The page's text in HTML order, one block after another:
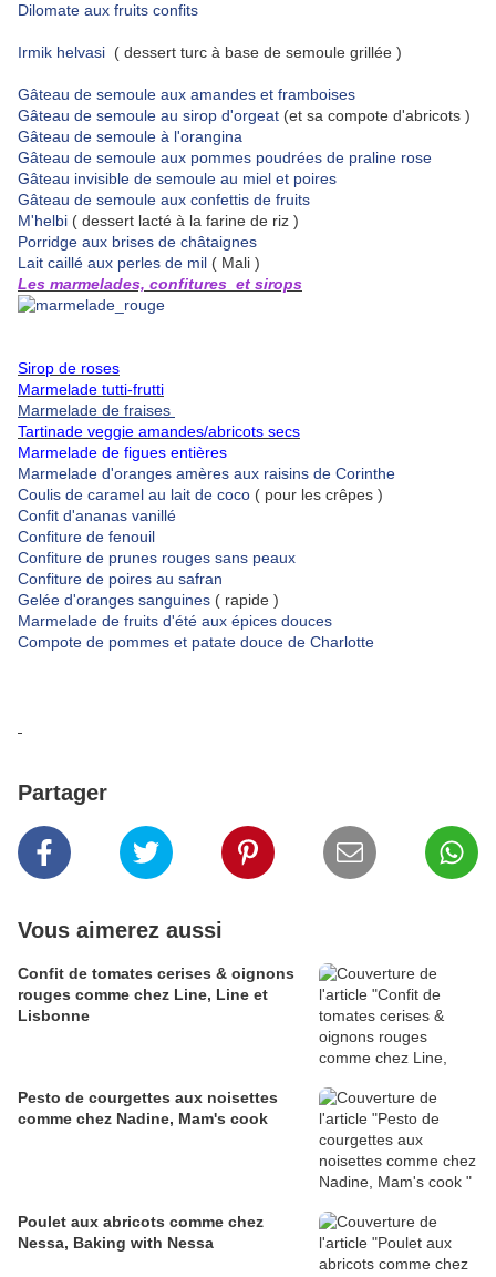
Dilomate aux fruits confits
Irmik helvasi ( dessert turc à base de semoule grillée )
Gâteau de semoule aux amandes et framboises
Gâteau de semoule au sirop d'orgeat (et sa compote d'abricots )
Gâteau de semoule à l'orangina
Gâteau de semoule aux pommes poudrées de praline rose
Gâteau invisible de semoule au miel et poires
Gâteau de semoule aux confettis de fruits
M'helbi ( dessert lacté à la farine de riz )
Porridge aux brises de châtaignes
Lait caillé aux perles de mil ( Mali )
Les marmelades, confitures et sirops
Sirop de roses
Marmelade tutti-frutti
Marmelade de fraises
Tartinade veggie amandes/abricots secs
Marmelade de figues entières
Marmelade d'oranges amères aux raisins de Corinthe
Coulis de caramel au lait de coco ( pour les crêpes )
Confit d'ananas vanillé
Confiture de fenouil
Confiture de prunes rouges sans peaux
Confiture de poires au safran
Gelée d'oranges sanguines ( rapide )
Marmelade de fruits d'été aux épices douces
Compote de pommes et patate douce de Charlotte
Partager
Vous aimerez aussi
Confit de tomates cerises & oignons
rouges comme chez Line, Line et
Lisbonne
Pesto de courgettes aux noisettes
comme chez Nadine, Mam's cook
Poulet aux abricots comme chez
Nessa, Baking with Nessa